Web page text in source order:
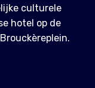
culturele
hotel op de